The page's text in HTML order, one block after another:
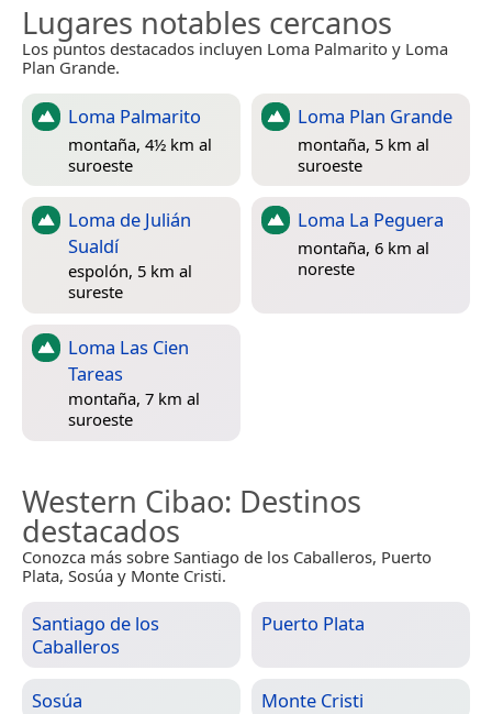
Lugares notables cercanos
Los puntos destacados incluyen Loma Palmarito y Loma
Plan Grande.
Loma Palmarito
montaña, 4½ km al
suroeste
Loma Plan Grande
montaña, 5 km al
suroeste
Loma de Julián
Sualdí
espolón, 5 km al
sureste
Loma La Peguera
montaña, 6 km al
noreste
Loma Las Cien
Tareas
montaña, 7 km al
suroeste
Western Cibao: Destinos
destacados
Conozca más sobre Santiago de los Caballeros, Puerto
Plata, Sosúa y Monte Cristi.
Santiago de los
Caballeros
Puerto Plata
Sosúa Monte Cristi